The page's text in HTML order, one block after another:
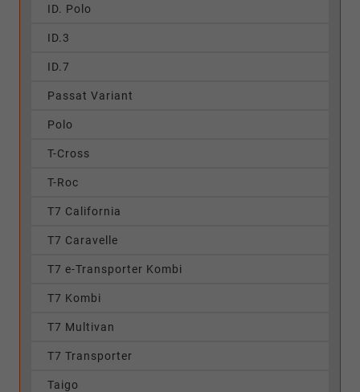
ID. Polo
ID.3
ID.7
Passat Variant
Polo
T-Cross
T-Roc
T7 California
T7 Caravelle
T7 e-Transporter Kombi
T7 Kombi
T7 Multivan
T7 Transporter
Taigo